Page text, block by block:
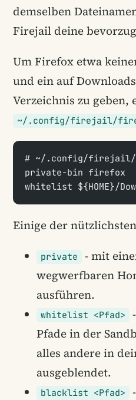
demselben
Firejail deine
Um Firefox etwa
und ein auf
Verzeichnis zu geben,
~/.config/firejail/
# ~/.config/
private-bin firefox
whitelist ${HOME}/
Einige der
private
- mit
wegwerfbaren
ausführen.
whitelist <Pfad>
Pfade in der
alles andere in
ausgeblendet.
blacklist <Pfad>